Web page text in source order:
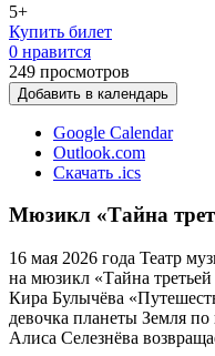
5+
Купить билет
0 нравится
249 просмотров
Добавить в календарь
Google Calendar
Outlook.com
Скачать .ics
Мюзикл «Тайна
16 мая 2026 года Театр
на мюзикл «Тайна
Кира Булычёва
девочка планеты Земля
Алиса Селезнёва